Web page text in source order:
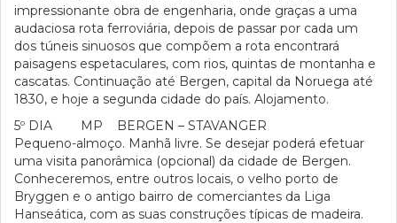
impressionante obra de engenharia, onde graças a uma
audaciosa rota ferroviária, depois de passar por cada um
dos túneis sinuosos que compõem a rota encontrará
paisagens espetaculares, com rios, quintas de montanha e
cascatas. Continuação até Bergen, capital da Noruega até
1830, e hoje a segunda cidade do país. Alojamento.
5º DIA MP BERGEN – STAVANGER
Pequeno-almoço. Manhã livre. Se desejar poderá efetuar
uma visita panorâmica (opcional) da cidade de Bergen.
Conheceremos, entre outros locais, o velho porto de
Bryggen e o antigo bairro de comerciantes da Liga
Hanseática, com as suas construções típicas de madeira.